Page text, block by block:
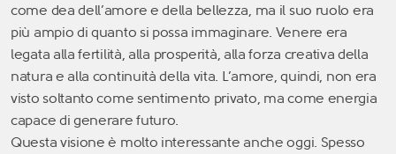
come dea dell’amore e della bellezza, ma il suo ruolo era
più ampio di quanto si possa immaginare. Venere era
legata alla fertilità, alla prosperità, alla forza creativa della
natura e alla continuità della vita. L’amore, quindi, non era
visto soltanto come sentimento privato, ma come energia
capace di generare futuro.
Questa visione è molto interessante anche oggi. Spesso